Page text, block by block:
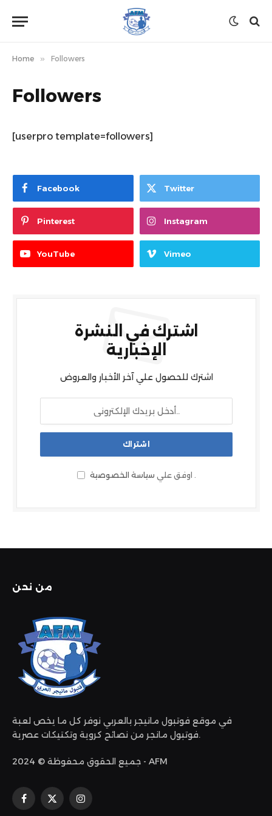
Home » Followers
Followers
[userpro template=followers]
Facebook Twitter
Pinterest Instagram
YouTube Vimeo
اشترك في النشرة
الإخبارية
اشترك للحصول علي آخر الأخبار والعروض
اوفق علي سياسة الخصوصية .
من نحن
في موقع فوتبول مانيجر بالعربي نوفر كل ما يخص لعبة
فوتبول مانجر من نصائح كروية وتكتيكات عصرية.
جميع الحقوق محفوظة © 2024 - AFM
فيسبوك
X
الانستغرام